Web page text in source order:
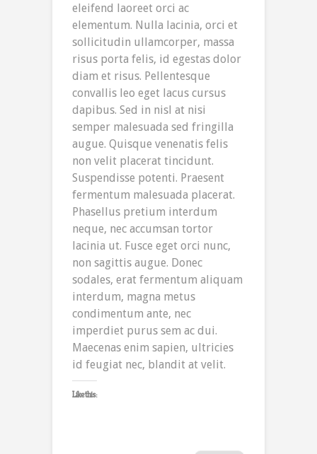
eleifend laoreet orci ac
elementum. Nulla lacinia, orci et
sollicitudin ullamcorper, massa
risus porta felis, id egestas dolor
diam et risus. Pellentesque
convallis leo eget lacus cursus
dapibus. Sed in nisl at nisi
semper malesuada sed fringilla
augue. Quisque venenatis felis
non velit placerat tincidunt.
Suspendisse potenti. Praesent
fermentum malesuada placerat.
Phasellus pretium interdum
neque, nec accumsan tortor
lacinia ut. Fusce eget orci nunc,
non sagittis augue. Donec
sodales, erat fermentum aliquam
interdum, magna metus
condimentum ante, nec
imperdiet purus sem ac dui.
Maecenas enim sapien, ultricies
id feugiat nec, blandit at velit.
Like this: